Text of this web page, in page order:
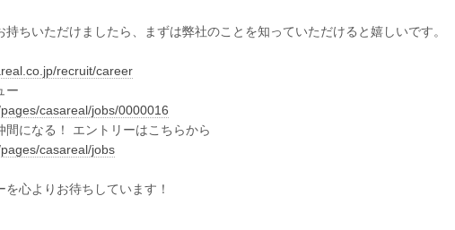
持ちいただけましたら、まずは弊社のことを知っていただけると嬉しいです。
recruit/career
ー
casareal/jobs/0000016
になる！ エントリーはこちらから
casareal/jobs
を心よりお待ちしています！